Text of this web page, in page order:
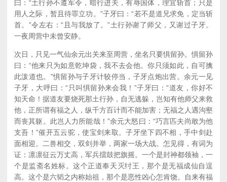
曰：“土行孙不遵军令，暗行进关，有辱国体，理宜斩首；只是
用人之际，暂且待罪立功。”子牙曰：“若不是道兄求免，定当斩
首。”令左右：“且与我放了。”土行孙谢了师父，又谢过子牙。
一夜周营中未曾安静。
次日，只见一气仙余元出关来至周营，坐名只要惧留孙。惧留孙
曰：“他来只为如意乾坤袋，我不去会他。你只须如此，自可擒
此泼道也。”惧留孙与子牙计较停当，子牙点炮出营。余元一见
子牙，大呼曰：“只叫惧留孙来会我！”子牙曰：“道友，你好不
知天命！据道友要烧死那土行孙，自无逃躲，岂知有他师父来救
他，正所谓有福之人，纵千方百计而不能加害；无福之人遇沟壑
而丧其躯。此岂人力所能哉！”余元大怒曰：“巧言匹夫尚敢为他
支吾！”催开五云驼，使宝剑来取。子牙坐下四不相，手中剑赴
面相迎。二兽相交，双剑并举，两家一场大战。怎见得，有词为
证：凛凛征云万丈高，军兵擂鼓把旗摇。一个是封神都领袖，一
个是监斋名姓标。这个正道奉天灭纣王，那个是无福成仙自逞
高。这个是六韬之内称始祖，那个是恶性凶心怎肯饶。自来有福